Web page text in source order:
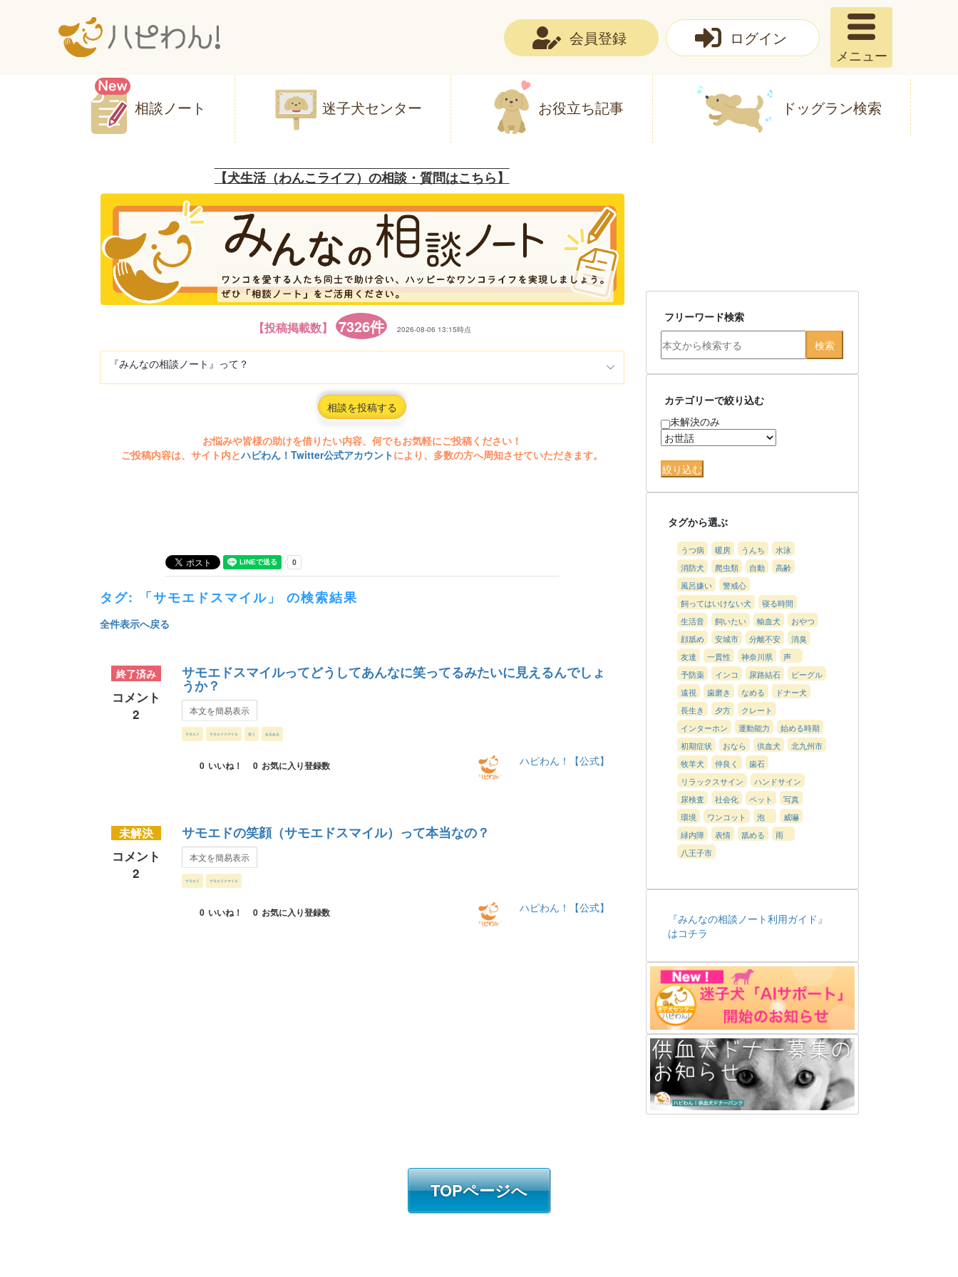
会員登録 ログイン
メニュー
相談ノート 迷子犬センター お役立ち記事 ドッグラン検索
【犬生活（わんこライフ）の相談・質問はこちら】
【投稿掲載数】 7326件 2026-08-06 13:15時点
『みんなの相談ノート』って？
相談を投稿する
お悩みや皆様の助けを借りたい内容、何でもお気軽にご投稿ください！
ご投稿内容は、サイト内とハピわん！Twitter公式アカウントにより、多数の方へ周知させていただきます。
タグ: 「サモエドスマイル」 の検索結果
全件表示へ戻る
終了済み
コメント
2
サモエドスマイルってどうしてあんなに笑ってるみたいに見えるんでしょ
うか？
本文を簡易表示
サモエド サモエドスマイル 笑う あるある
0 いいね！ 0 お気に入り登録数 ハピわん！【公式】
未解決
コメント
2
サモエドの笑顔（サモエドスマイル）って本当なの？
本文を簡易表示
サモエド サモエドスマイル
0 いいね！ 0 お気に入り登録数 ハピわん！【公式】
フリーワード検索
カテゴリーで絞り込む
未解決のみ
タグから選ぶ
うつ病 暖房 うんち
水泳
消防犬
爬虫類 自動
高齢
風呂嫌い
警戒心
飼ってはいけない犬
寝る時間
生活音
飼いたい 輸血犬
おやつ
顔舐め
安城市 分離不安
消臭
友達
一貫性 神奈川県
声
予防薬
インコ 尿路結石
ビーグル
遠視
歯磨き なめる
ドナー犬
長生き
夕方
クレート
インターホン
運動能力
始める時期
初期症状
おなら 供血犬
北九州市
牧羊犬
仲良く
歯石
リラックスサイン
ハンドサイン
尿検査
社会化 ペット
写真
環境
ワンコット 泡
威嚇
緑内障
表情 舐める
雨
八王子市
『みんなの相談ノート利用ガイド』
はコチラ
TOPページへ